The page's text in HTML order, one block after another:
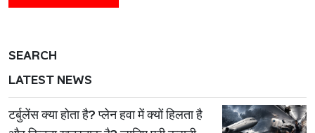
SEARCH
LATEST NEWS
टर्बुलेंस क्या होता है? प्लेन हवा में क्यों हिलता है